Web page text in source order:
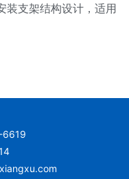
支架结构设计，适用